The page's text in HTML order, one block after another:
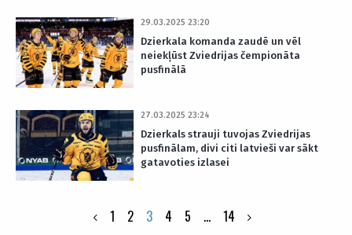
29.03.2025 23:20
Dzierkala komanda zaudē un vēl
neiekļūst Zviedrijas čempionāta
pusfinālā
27.03.2025 23:24
Dzierkals strauji tuvojas Zviedrijas
pusfinālam, divi citi latvieši var sākt
gatavoties izlasei
1 2 3 4 5 … 14